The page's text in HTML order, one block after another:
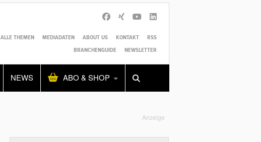
ALLE THEMEN MEDIADATEN ABOUT US KONTAKT
RSS
BRANCHENGUIDE
NEWSLETTER
NEWS ABO & SHOP
Alles Shop SUCHEN
Anzeige